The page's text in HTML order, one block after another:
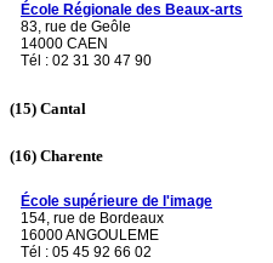
École Régionale des Beaux-arts
83, rue de Geôle
14000 CAEN
Tél : 02 31 30 47 90
(15) Cantal
(16) Charente
École supérieure de l'image
154, rue de Bordeaux
16000 ANGOULEME
Tél : 05 45 92 66 02